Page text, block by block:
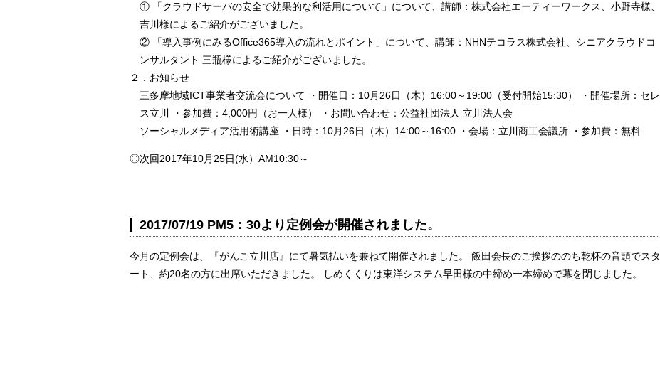
① 「クラウドサーバの安全で効果的な利活用について」について、講師：株式会社エーティーワークス、小野寺様、
吉川様によるご紹介がございました。
② 「導入事例にみるOffice365導入の流れとポイント」について、講師：NHNテコラス株式会社、シニアクラウドコ
ンサルタント 三瓶様によるご紹介がございました。
２．お知らせ
三多摩地域ICT事業者交流会について ・開催日：10月26日（木）16:00～19:00（受付開始15:30） ・開催場所：セレ
ス立川 ・参加費：4,000円（お一人様） ・お問い合わせ：公益社団法人 立川法人会
ソーシャルメディア活用術講座 ・日時：10月26日（木）14:00～16:00 ・会場：立川商工会議所 ・参加費：無料
◎次回2017年10月25日(水）AM10:30～
2017/07/19 PM5：30より定例会が開催されました。
今月の定例会は、『がんこ立川店』にて暑気払いを兼ねて開催されました。 飯田会長のご挨拶ののち乾杯の音頭でスタ
ート、約20名の方に出席いただきました。 しめくくりは東洋システム早田様の中締め一本締めで幕を閉じました。